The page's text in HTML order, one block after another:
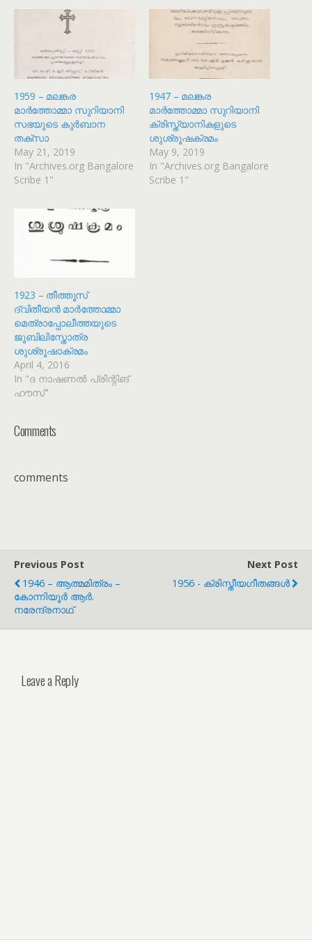
1959 – മലങ്കര
മാർത്തോമ്മാ സുറിയാനി
സഭയുടെ കുർബാന
തക്സാ
May 21, 2019
In "Archives.org Bangalore
Scribe 1"
1947 – മലങ്കര
മാർത്തോമ്മാ സുറിയാനി
ക്രിസ്ത്യാനികളുടെ
ശുശ്രൂഷക്രമം
May 9, 2019
In "Archives.org Bangalore
Scribe 1"
1923 – തീത്തൂസ്
ദ്വിതീയൻ മാർത്തോമ്മാ
മെത്രാപ്പോലീത്തയുടെ
ജൂബിലിസ്തോത്ര
ശുശ്രൂഷാക്രമം
April 4, 2016
In "ദ നാഷണൽ പ്രിന്റിങ്
ഹൗസ്"
Comments
comments
Previous Post
1946 – ആത്മമിത്രം –
കോന്നിയൂർ ആർ.
നരേന്ദ്രനാഥ്
Next Post
1956 - ക്രിസ്തീയഗീതങ്ങൾ
Leave a Reply